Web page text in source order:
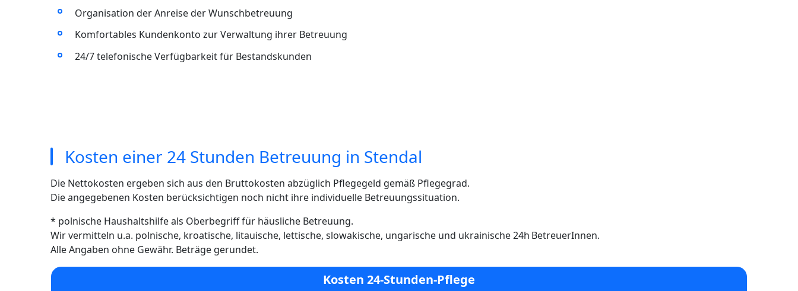
Organisation der Anreise der Wunschbetreuung
Komfortables Kundenkonto zur Verwaltung ihrer Betreuung
24/7 telefonische Verfügbarkeit für Bestandskunden
Kosten einer 24 Stunden Betreuung in Stendal
Die Nettokosten ergeben sich aus den Bruttokosten abzüglich Pflegegeld gemäß Pflegegrad.
Die angegebenen Kosten berücksichtigen noch nicht ihre individuelle Betreuungssituation.
* polnische Haushaltshilfe als Oberbegriff für häusliche Betreuung.
Wir vermitteln u.a. polnische, kroatische, litauische, lettische, slowakische, ungarische und ukrainische 24h BetreuerInnen.
Alle Angaben ohne Gewähr. Beträge gerundet.
Kosten 24-Stunden-Pflege